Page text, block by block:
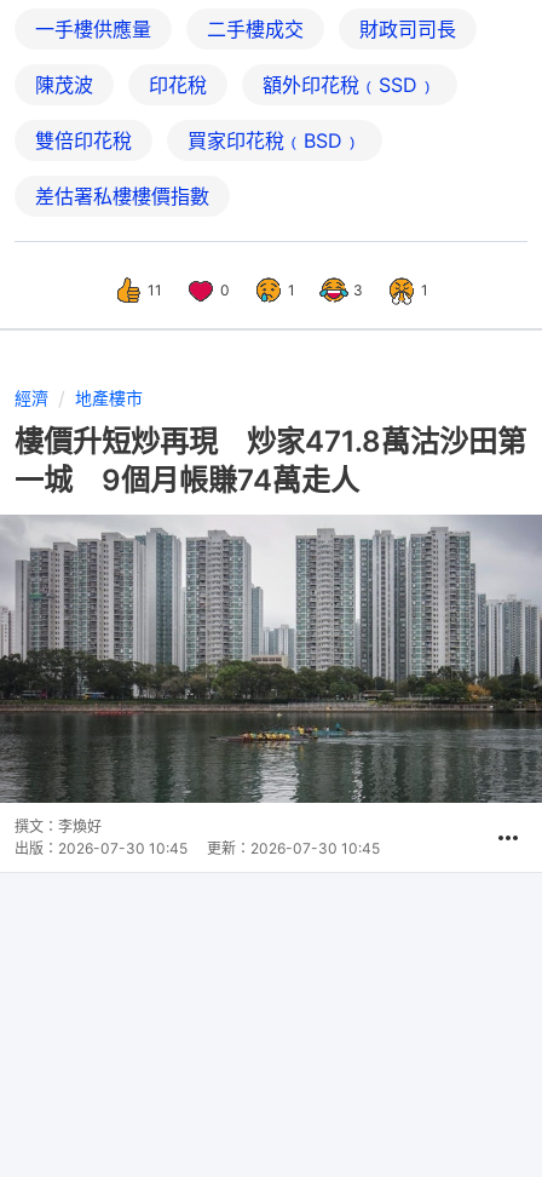
一手樓供應量 二手樓成交 財政司司長
陳茂波 印花稅 額外印花稅﹙SSD﹚
雙倍印花稅 買家印花稅﹙BSD﹚
差估署私樓樓價指數
11 0 1 3 1
經濟 地產樓市
樓價升短炒再現 炒家471.8萬沽沙田第
一城 9個月帳賺74萬走人
撰文： 李煥好
出版： 2026-07-30 10:45 更新： 2026-07-30 10:45